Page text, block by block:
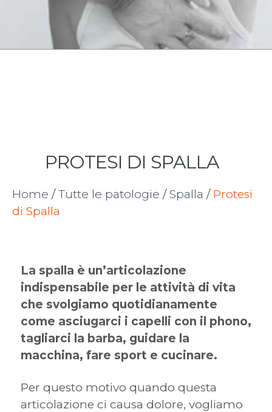
PROTESI DI SPALLA
Home /Tutte le patologie / Spalla / Protesi
di Spalla
La spalla è un’articolazione
indispensabile per le attività di vita
che svolgiamo quotidianamente
come asciugarci i capelli con il phono,
tagliarci la barba, guidare la
macchina, fare sport e cucinare.
Per questo motivo quando questa
articolazione ci causa dolore, vogliamo